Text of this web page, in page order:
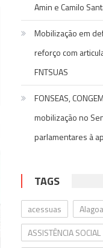
Amin e Camilo
Mobilização em
reforço com
FNTSUAS
FONSEAS,
mobilização no
parlamentares à
TAGS
acessuas
ASSISTÊNCIA SOCIAL